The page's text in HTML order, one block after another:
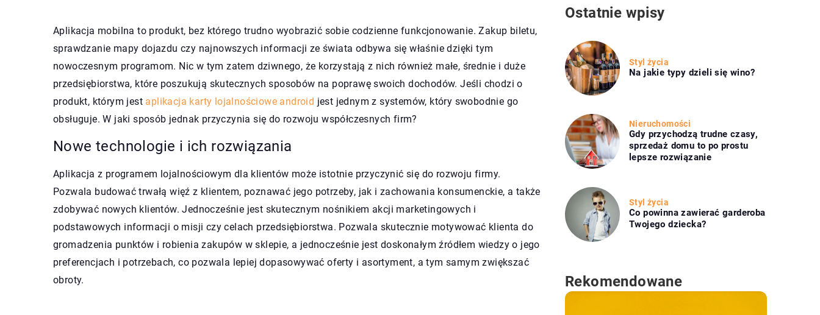
Aplikacja mobilna to produkt, bez którego trudno wyobrazić sobie codzienne funkcjonowanie. Zakup biletu,
sprawdzanie mapy dojazdu czy najnowszych informacji ze świata odbywa się właśnie dzięki tym
nowoczesnym programom. Nic w tym zatem dziwnego, że korzystają z nich również małe, średnie i duże
przedsiębiorstwa, które poszukują skutecznych sposobów na poprawę swoich dochodów. Jeśli chodzi o
produkt, którym jest aplikacja karty lojalnościowe android jest jednym z systemów, który swobodnie go
obsługuje. W jaki sposób jednak przyczynia się do rozwoju współczesnych firm?
Nowe technologie i ich rozwiązania
Aplikacja z programem lojalnościowym dla klientów może istotnie przyczynić się do rozwoju firmy.
Pozwala budować trwałą więź z klientem, poznawać jego potrzeby, jak i zachowania konsumenckie, a także
zdobywać nowych klientów. Jednocześnie jest skutecznym nośnikiem akcji marketingowych i
podstawowych informacji o misji czy celach przedsiębiorstwa. Pozwala skutecznie motywować klienta do
gromadzenia punktów i robienia zakupów w sklepie, a jednocześnie jest doskonałym źródłem wiedzy o jego
preferencjach i potrzebach, co pozwala lepiej dopasowywać oferty i asortyment, a tym samym zwiększać
obroty.
Ostatnie wpisy
Styl życia
Na jakie typy dzieli się wino?
Nieruchomości
Gdy przychodzą trudne czasy,
sprzedaż domu to po prostu
lepsze rozwiązanie
Styl życia
Co powinna zawierać garderoba
Twojego dziecka?
Rekomendowane